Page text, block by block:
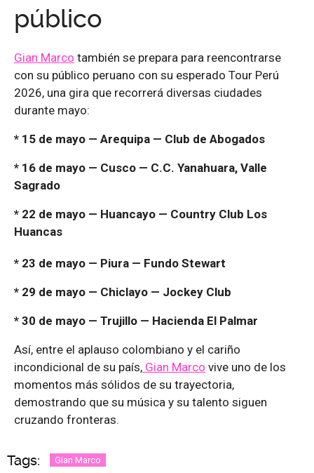
público
Gian Marco también se prepara para reencontrarse
con su público peruano con su esperado Tour Perú
2026, una gira que recorrerá diversas ciudades
durante mayo:
* 15 de mayo — Arequipa — Club de Abogados
* 16 de mayo — Cusco — C.C. Yanahuara, Valle
Sagrado
* 22 de mayo — Huancayo — Country Club Los
Huancas
* 23 de mayo — Piura — Fundo Stewart
* 29 de mayo — Chiclayo — Jockey Club
* 30 de mayo — Trujillo — Hacienda El Palmar
Así, entre el aplauso colombiano y el cariño
incondicional de su país, Gian Marco vive uno de los
momentos más sólidos de su trayectoria,
demostrando que su música y su talento siguen
cruzando fronteras.
Tags: Gian Marco